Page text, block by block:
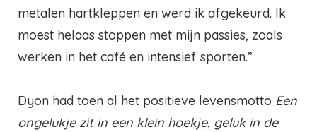
metalen hartkleppen en werd ik afgekeurd. Ik
moest helaas stoppen met mijn passies, zoals
werken in het café en intensief sporten.”
Dyon had toen al het positieve levensmotto Een
ongelukje zit in een klein hoekje, geluk in de